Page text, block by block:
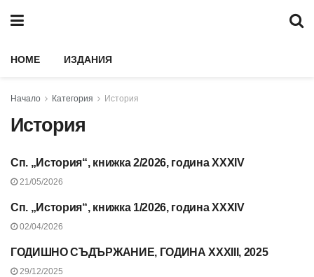
HOME ИЗДАНИЯ
Начало Категория История
История
СЪДЪРЖАНИЕ НА СП.
Сп. „История“, книжка 2/2026, година XXXIV
21/05/2026
СЪДЪРЖАНИЕ НА СП.
Сп. „История“, книжка 1/2026, година XXXIV
02/04/2026
СЪДЪРЖАНИЕ НА СП.
ГОДИШНО СЪДЪРЖАНИЕ, ГОДИНА XXXIII, 2025
29/12/2025